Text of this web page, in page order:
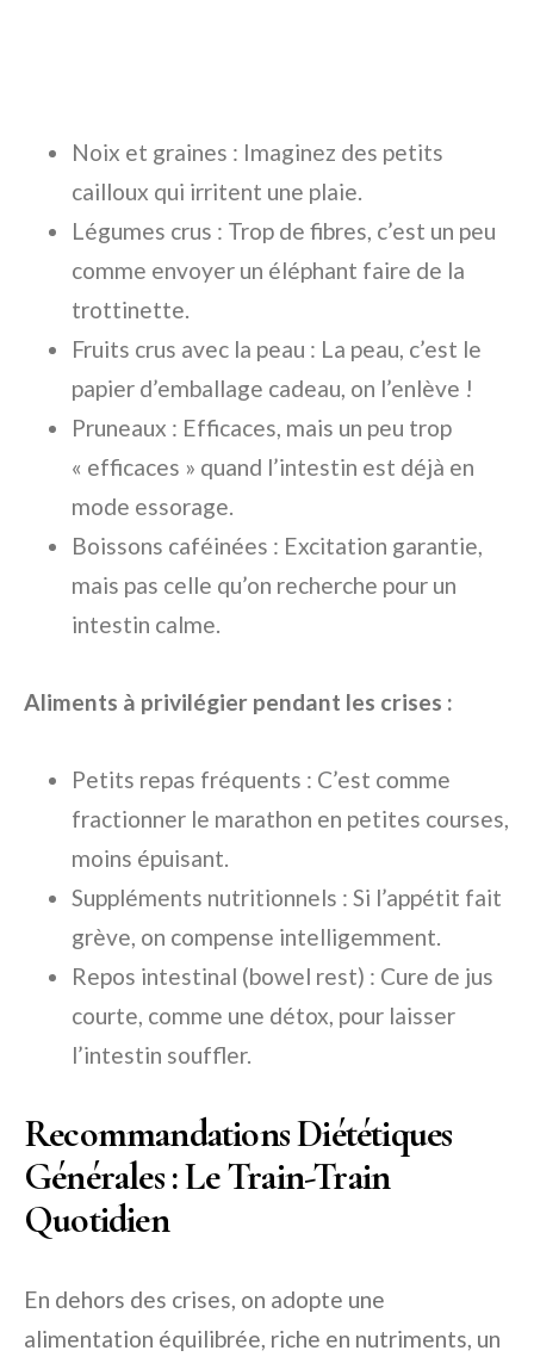
Noix et graines : Imaginez des petits
cailloux qui irritent une plaie.
Légumes crus : Trop de fibres, c’est un peu
comme envoyer un éléphant faire de la
trottinette.
Fruits crus avec la peau : La peau, c’est le
papier d’emballage cadeau, on l’enlève !
Pruneaux : Efficaces, mais un peu trop
« efficaces » quand l’intestin est déjà en
mode essorage.
Boissons caféinées : Excitation garantie,
mais pas celle qu’on recherche pour un
intestin calme.
Aliments à privilégier pendant les crises :
Petits repas fréquents : C’est comme
fractionner le marathon en petites courses,
moins épuisant.
Suppléments nutritionnels : Si l’appétit fait
grève, on compense intelligemment.
Repos intestinal (bowel rest) : Cure de jus
courte, comme une détox, pour laisser
l’intestin souffler.
Recommandations Diététiques
Générales : Le Train-Train
Quotidien
En dehors des crises, on adopte une
alimentation équilibrée, riche en nutriments, un